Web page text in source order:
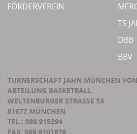
FÖRDERVEREIN
TS
DBB
BBV
TURNERSCHAFT JAHN MÜNCHEN
ABTEILUNG BASKETBALL
WELTENBURGER STRASSE 53
81677 MÜNCHEN
TEL.: 089.915294
FAX: 089.9101876